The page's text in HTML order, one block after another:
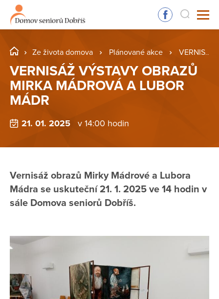
Ze života domova Plánované akce VERNISÁŽ VÝSTAVY OBRAZŮ MIRKA MÁDROVÁ A LUBOR MÁDR
VERNISÁŽ VÝSTAVY OBRAZŮ
MIRKA MÁDROVÁ A LUBOR
MÁDR
21. 01. 2025 v 14:00 hodin
Vernisáž obrazů Mirky Mádrové a Lubora
Mádra se uskuteční 21. 1. 2025 ve 14 hodin v
sále Domova seniorů Dobříš.